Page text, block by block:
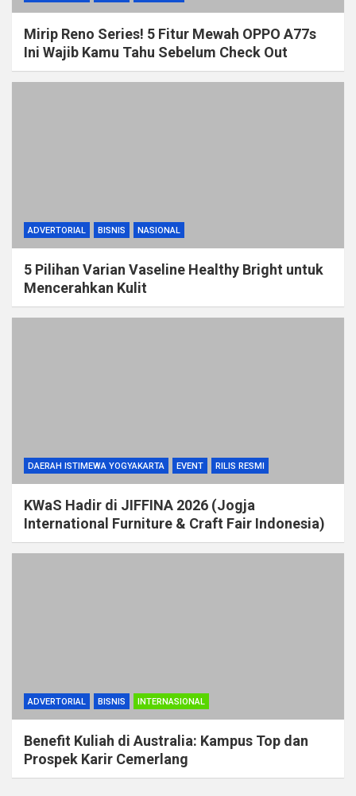
Mirip Reno Series! 5 Fitur Mewah OPPO A77s
Ini Wajib Kamu Tahu Sebelum Check Out
ADVERTORIAL BISNIS NASIONAL
5 Pilihan Varian Vaseline Healthy Bright untuk
Mencerahkan Kulit
DAERAH ISTIMEWA YOGYAKARTA EVENT RILIS RESMI
KWaS Hadir di JIFFINA 2026 (Jogja
International Furniture & Craft Fair Indonesia)
ADVERTORIAL BISNIS INTERNASIONAL
Benefit Kuliah di Australia: Kampus Top dan
Prospek Karir Cemerlang